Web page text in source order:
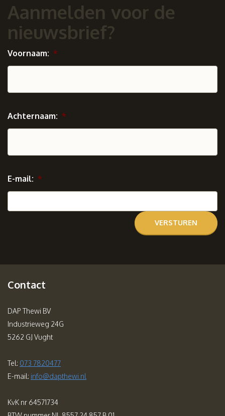
Aanmelden voor de
nieuwsbrief?
Voornaam: *
Achternaam: *
E-mail: *
Contact
DAP Thewi BV
Industrieweg 24G
5262 GJ Vught
Tel: 073 7820477
E-mail: info@dapthewi.nl
KvK nr 64571734